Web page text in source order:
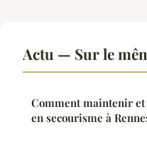
Actu — Sur le
Comment maintenir et
en secourisme à